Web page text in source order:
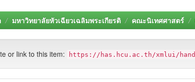
มหาวิทยาลัยหัวเฉียวเฉลิมพระเกียรติ คณะนิเทศศาสตร์
or link to this item: https://has.hcu.ac.th/xmlui/